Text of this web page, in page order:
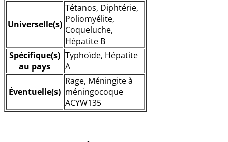
Universelle(s)
Tétanos, Diphtérie,
Poliomyélite,
Coqueluche,
Hépatite B
Spécifique(s)
au pays
Typhoïde, Hépatite
A
Éventuelle(s)
Rage, Méningite à
méningocoque
ACYW135